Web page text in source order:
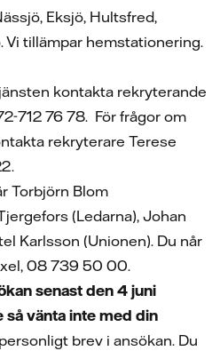
Eksjö, Hultsfred,
Vi tillämpar hemstationering.
kontakta rekryterande
712 76 78. För frågor om
rekryterare Terese
Torbjörn Blom
(Ledarna), Johan
Karlsson (Unionen). Du når
08 739 50 00.
senast den 4 juni
vänta inte med din
brev i ansökan. Du